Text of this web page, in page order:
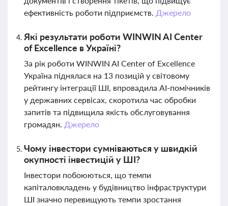
ефективність роботи підприємств. Джерело
Які результати роботи WINWIN AI Center
of Excellence в Україні?
За рік роботи WINWIN AI Center of Excellence
Україна піднялася на 13 позицій у світовому
рейтингу інтеграції ШІ, впровадила AI-помічників
у державних сервісах, скоротила час обробки
запитів та підвищила якість обслуговування
громадян. Джерело
Чому інвестори сумніваються у швидкій
окупності інвестицій у ШІ?
Інвестори побоюються, що темпи
капіталовкладень у будівництво інфраструктури
ШІ значно перевищують темпи зростання